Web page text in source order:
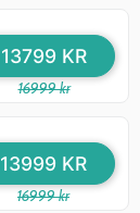
16999 kr
13799 KR
16999 kr
13999 KR